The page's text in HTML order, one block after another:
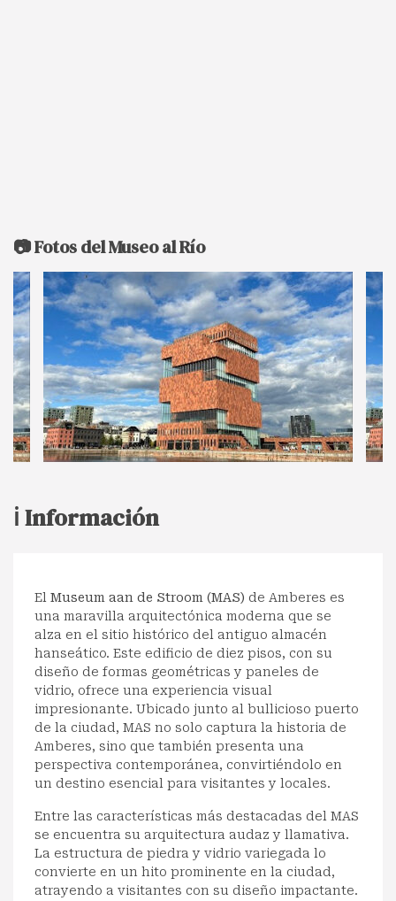
📷 Fotos del Museo al Río
ℹ️ Información
El Museum aan de Stroom (MAS) de Amberes es
una maravilla arquitectónica moderna que se
alza en el sitio histórico del antiguo almacén
hanseático. Este edificio de diez pisos, con su
diseño de formas geométricas y paneles de
vidrio, ofrece una experiencia visual
impresionante. Ubicado junto al bullicioso puerto
de la ciudad, MAS no solo captura la historia de
Amberes, sino que también presenta una
perspectiva contemporánea, convirtiéndolo en
un destino esencial para visitantes y locales.
Entre las características más destacadas del MAS
se encuentra su arquitectura audaz y llamativa.
La estructura de piedra y vidrio variegada lo
convierte en un hito prominente en la ciudad,
atrayendo a visitantes con su diseño impactante.